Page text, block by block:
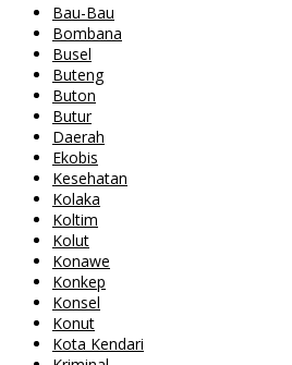
Bau-Bau
Bombana
Busel
Buteng
Buton
Butur
Daerah
Ekobis
Kesehatan
Kolaka
Koltim
Kolut
Konawe
Konkep
Konsel
Konut
Kota Kendari